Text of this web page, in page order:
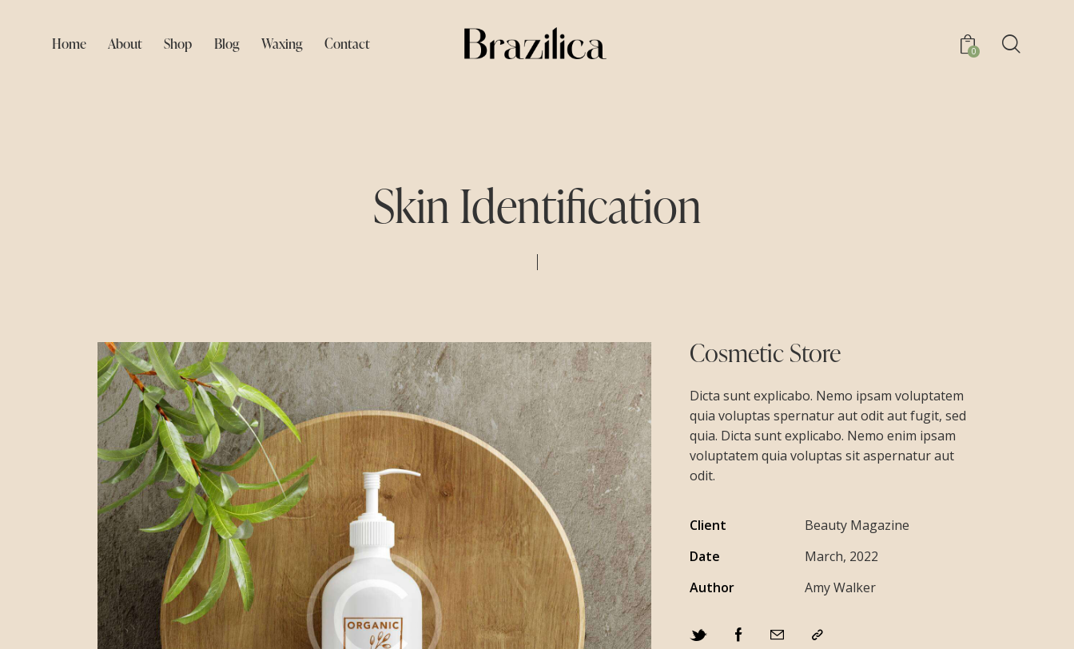
Home About Shop Blog Waxing Contact 0
Skin Identification
Cosmetic Store
Dicta sunt explicabo. Nemo ipsam voluptatem
quia voluptas spernatur aut odit aut fugit, sed
quia. Dicta sunt explicabo. Nemo enim ipsam
voluptatem quia voluptas sit aspernatur aut
odit.
Client
Beauty Magazine
Date
March, 2022
Author
Amy Walker